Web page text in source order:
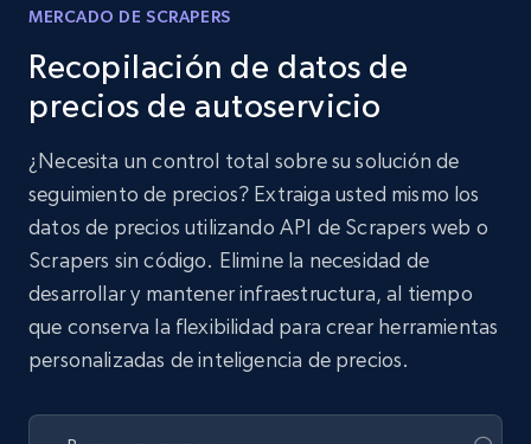
MERCADO DE SCRAPERS
Recopilación de datos de
precios de autoservicio
¿Necesita un control total sobre su solución de
seguimiento de precios? Extraiga usted mismo los
datos de precios utilizando API de Scrapers web o
Scrapers sin código. Elimine la necesidad de
desarrollar y mantener infraestructura, al tiempo
que conserva la flexibilidad para crear herramientas
personalizadas de inteligencia de precios.